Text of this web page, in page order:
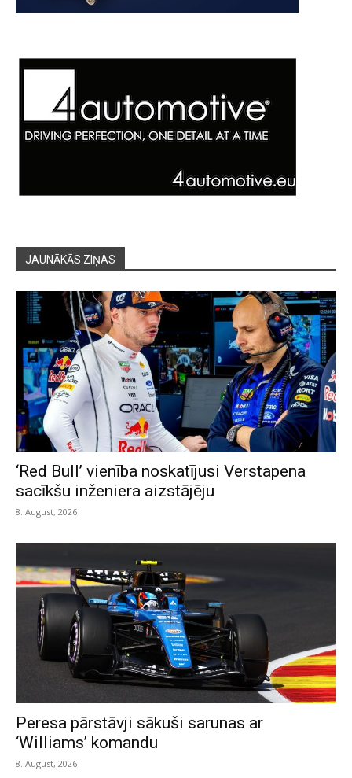
JAUNĀKĀS ZIŅAS
‘Red Bull’ vienība noskatījusi Verstapena
sacīkšu inženiera aizstājēju
8. August, 2026
Peresa pārstāvji sākuši sarunas ar
‘Williams’ komandu
8. August, 2026